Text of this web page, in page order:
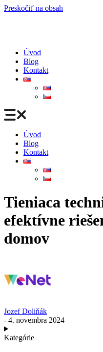
Preskočiť na obsah
Úvod
Blog
Kontakt
Úvod
Blog
Kontakt
Tieniaca
efektívne
domov
Jozef Doliňák
- 4. novembra 2024
Kategórie